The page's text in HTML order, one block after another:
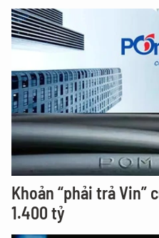
Khoản “phải trả Vin”
1.400 tỷ